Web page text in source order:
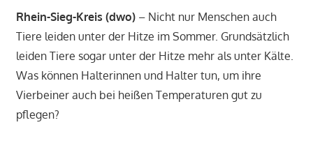
Rhein-Sieg-Kreis (dwo)– Nicht nur Menschen auch
Tiere leiden unter der Hitze im Sommer. Grundsätzlich
leiden Tiere sogar unter der Hitze mehr als unter Kälte.
Was können Halterinnen und Halter tun, um ihre
Vierbeiner auch bei heißen Temperaturen gut zu
pflegen?